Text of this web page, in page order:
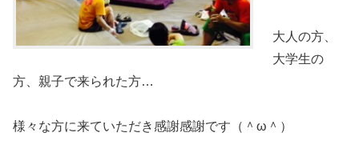
大人の方、
大学生の
方、親子で来られた方…
様々な方に来ていただき感謝感謝です（＾ω＾）